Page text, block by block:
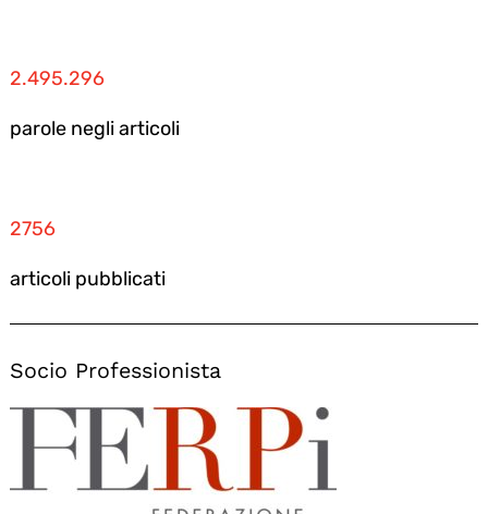
2.495.296
parole negli articoli
2756
articoli pubblicati
Socio Professionista